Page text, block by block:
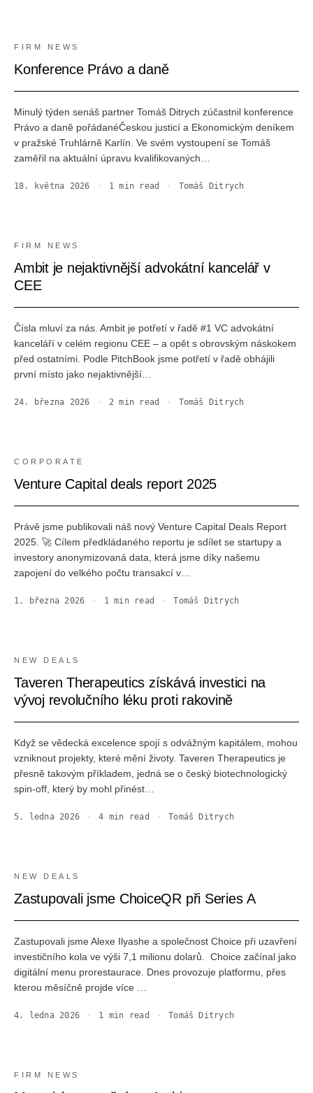
FIRM NEWS
Konference Právo a daně
Minulý týden senáš partner Tomáš Ditrych zúčastnil konference
Právo a daně pořádanéČeskou justicí a Ekonomickým deníkem
v pražské Truhlárně Karlín. Ve svém vystoupení se Tomáš
zaměřil na aktuální úpravu kvalifikovaných…
18. května 2026 · 1 min read · Tomáš Ditrych
FIRM NEWS
Ambit je nejaktivnější advokátní kancelář v
CEE
Čísla mluví za nás. Ambit je potřetí v řadě #1 VC advokátní
kanceláří v celém regionu CEE – a opět s obrovským náskokem
před ostatními. Podle PitchBook jsme potřetí v řadě obhájili
první místo jako nejaktivnější…
24. března 2026 · 2 min read · Tomáš Ditrych
CORPORATE
Venture Capital deals report 2025
Právě jsme publikovali náš nový Venture Capital Deals Report
2025. 🚀 Cílem předkládaného reportu je sdílet se startupy a
investory anonymizovaná data, která jsme díky našemu
zapojení do velkého počtu transakcí v…
1. března 2026 · 1min read · Tomáš Ditrych
NEW DEALS
Taveren Therapeutics získává investici na
vývoj revolučního léku proti rakovině
Když se vědecká excelence spojí s odvážným kapitálem, mohou
vzniknout projekty, které mění životy. Taveren Therapeutics je
přesně takovým příkladem, jedná se o český biotechnologický
spin-off, který by mohl přinést…
5. ledna 2026 · 4 min read · Tomáš Ditrych
NEW DEALS
Zastupovali jsme ChoiceQR při Series A
Zastupovali jsme Alexe Ilyashe a společnost Choice při uzavření
investičního kola ve výši 7,1 milionu dolarů. ‍ Choice začínal jako
digitální menu prorestaurace. Dnes provozuje platformu, přes
kterou měsíčně projde více …
4. ledna 2026 · 1 min read · Tomáš Ditrych
FIRM NEWS